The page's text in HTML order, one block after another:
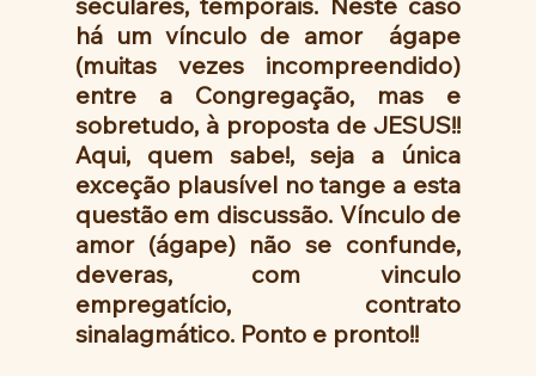
há um vínculo de amor  ágape
(muitas vezes incompreendido)
entre a Congregação, mas e
sobretudo, à proposta de JESUS!!
Aqui, quem sabe!, seja a única
exceção plausível no tange a esta
questão em discussão. Vínculo de
amor (ágape) não se confunde,
deveras, com vinculo
empregatício, contrato
sinalagmático. Ponto e pronto!!